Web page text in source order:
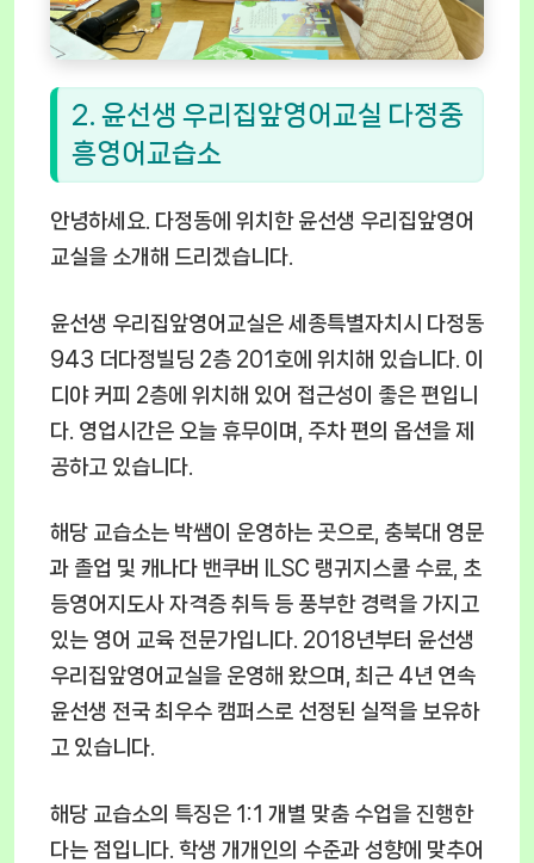
2. 윤선생 우리집앞영어교실 다정중
흥영어교습소
안녕하세요. 다정동에 위치한 윤선생 우리집앞영어
교실을 소개해 드리겠습니다.
윤선생 우리집앞영어교실은 세종특별자치시 다정동
943 더다정빌딩 2층 201호에 위치해 있습니다. 이
디야 커피 2층에 위치해 있어 접근성이 좋은 편입니
다. 영업시간은 오늘 휴무이며, 주차 편의 옵션을 제
공하고 있습니다.
해당 교습소는 박쌤이 운영하는 곳으로, 충북대 영문
과 졸업 및 캐나다 밴쿠버 ILSC 랭귀지스쿨 수료, 초
등영어지도사 자격증 취득 등 풍부한 경력을 가지고
있는 영어 교육 전문가입니다. 2018년부터 윤선생
우리집앞영어교실을 운영해 왔으며, 최근 4년 연속
윤선생 전국 최우수 캠퍼스로 선정된 실적을 보유하
고 있습니다.
해당 교습소의 특징은 1:1 개별 맞춤 수업을 진행한
다는 점입니다. 학생 개개인의 수준과 성향에 맞추어